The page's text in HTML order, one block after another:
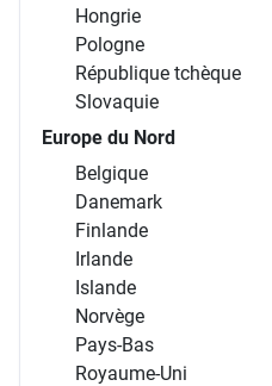
Hongrie
Pologne
République tchèque
Slovaquie
Europe du Nord
Belgique
Danemark
Finlande
Irlande
Islande
Norvège
Pays-Bas
Royaume-Uni